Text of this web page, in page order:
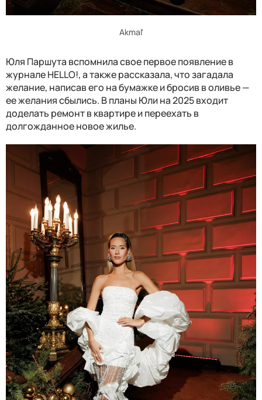
Akmal'
Юля Паршута вспомнила свое первое появление в
журнале HELLO!, а также рассказала, что загадала
желание, написав его на бумажке и бросив в оливье —
ее желания сбылись. В планы Юли на 2025 входит
доделать ремонт в квартире и переехать в
долгожданное новое жилье.